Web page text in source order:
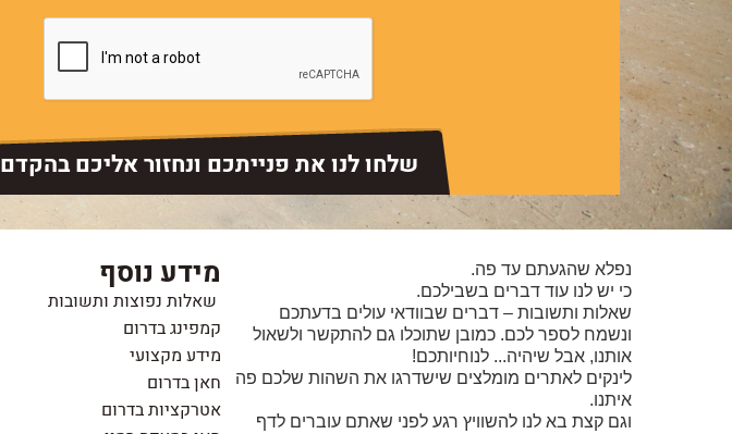
שלחו לנו את פנייתכם ונחזור אליכם בהקדם
נפלא שהגעתם עד פה.
כי יש לנו עוד דברים בשבילכם.
שאלות ותשובות – דברים שבוודאי עולים בדעתכם
ונשמח לספר לכם. כמובן שתוכלו גם להתקשר ולשאול
אותנו, אבל שיהיה... לנוחיותכם!
לינקים לאתרים מומלצים שישדרגו את השהות שלכם פה
איתנו.
וגם קצת בא לנו להשוויץ רגע לפני שאתם עוברים לדף
מידע נוסף
שאלות נפוצות ותשובות
קמפינג בדרום
מידע מקצועי
חאן בדרום
אטרקציות בדרום